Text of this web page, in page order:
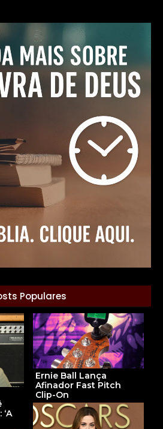
Populares
Ernie Ball Lança
Afinador Fast Pitch
Clip-On